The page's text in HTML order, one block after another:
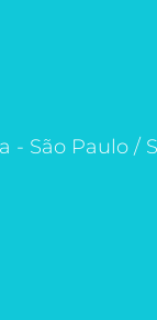
- São Paulo /